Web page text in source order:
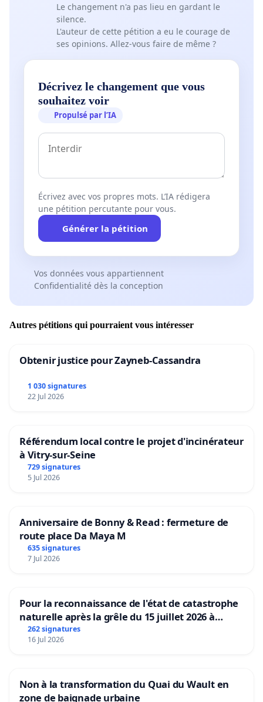
Le changement n'a pas lieu en gardant le
silence.
L'auteur de cette pétition a eu le courage de
ses opinions. Allez-vous faire de même ?
Décrivez le changement que vous
souhaitez voir
Propulsé par l’IA
Écrivez avec vos propres mots. L’IA rédigera
une pétition percutante pour vous.
Générer la pétition
Vos données vous appartiennent
Confidentialité dès la conception
Autres pétitions qui pourraient vous intéresser
Obtenir justice pour Zayneb-Cassandra
1 030 signatures
22 Jul 2026
Référendum local contre le projet d'incinérateur
à Vitry-sur-Seine
729 signatures
5 Jul 2026
Anniversaire de Bonny & Read : fermeture de
route place Da Maya M
635 signatures
7 Jul 2026
Pour la reconnaissance de l'état de catastrophe
naturelle après la grêle du 15 juillet 2026 à
Aubenas et ses alentours
262 signatures
16 Jul 2026
Non à la transformation du Quai du Wault en
zone de baignade urbaine